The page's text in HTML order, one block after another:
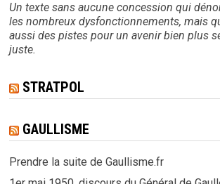
Un texte sans aucune concession qui
les nombreux dysfonctionnements, mais
aussi des pistes pour un avenir bien plus
juste.
STRATPOL
GAULLISME
Prendre la suite de Gaullisme.fr